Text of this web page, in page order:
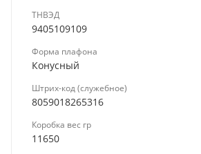
ТНВЭД
9405109109
Форма плафона
Конусный
Штрих-код (служебное)
8059018265316
Коробка вес гр
11650